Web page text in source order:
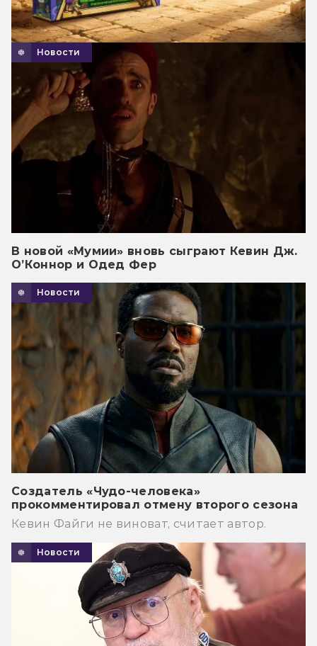
Новости
В новой «Мумии» вновь сыграют Кевин Дж.
О’Коннор и Одед Фер
Новости
Создатель «Чудо-человека»
прокомментировал отмену второго сезона
Кевин Файги не виноват, считает автор.
Новости